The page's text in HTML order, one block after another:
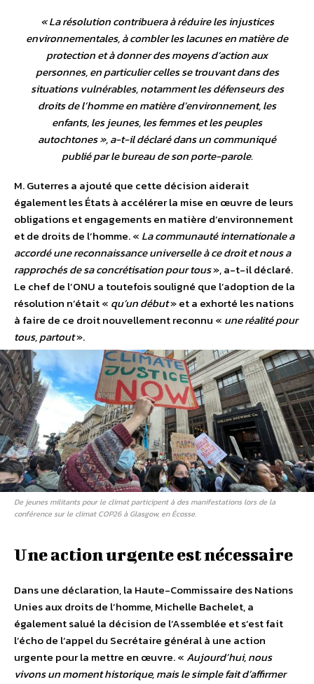
«La résolution contribuera à réduire les injustices
environnementales, à combler les lacunes en matière de
protection et à donner des moyens d’action aux
personnes, en particulier celles se trouvant dans des
situations vulnérables, notamment les défenseurs des
droits de l’homme en matière d’environnement, les
enfants, les jeunes, les femmes et les peuples
autochtones», a-t-il déclaré dans un communiqué
publié par le bureau de son porte-parole.
M. Guterres a ajouté que cette décision aiderait
également les États à accélérer la mise en œuvre de leurs
obligations et engagements en matière d’environnement
et de droits de l’homme. « La communauté internationale a
accordé une reconnaissance universelle à ce droit et nous a
rapprochés de sa concrétisation pour tous», a-t-il déclaré.
Le chef de l’ONU a toutefois souligné que l’adoption de la
résolution n’était « qu’un début» et a exhorté les nations
à faire de ce droit nouvellement reconnu « une réalité pour
tous, partout».
De jeunes militants pour le climat participent à des manifestations lors de la
conférence sur le climat COP26 à Glasgow, en Écosse.
Une action urgente est nécessaire
Dans une déclaration, la Haute-Commissaire des Nations
Unies aux droits de l’homme, Michelle Bachelet, a
également salué la décision de l’Assemblée et s’est fait
l’écho de l’appel du Secrétaire général à une action
urgente pour la mettre en œuvre. « Aujourd’hui, nous
vivons un moment historique, mais le simple fait d’affirmer